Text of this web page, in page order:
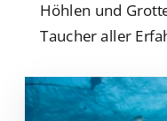
Höhlen und
Taucher aller